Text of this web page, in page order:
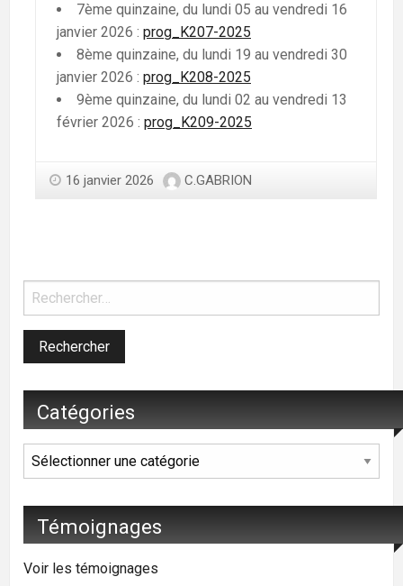
7ème quinzaine, du lundi 05 au vendredi 16
janvier 2026 : prog_K207-2025
8ème quinzaine, du lundi 19 au vendredi 30
janvier 2026 : prog_K208-2025
9ème quinzaine, du lundi 02 au vendredi 13
février 2026 : prog_K209-2025
16 janvier 2026 C.GABRION
Catégories
Catégories
Témoignages
Voir les témoignages